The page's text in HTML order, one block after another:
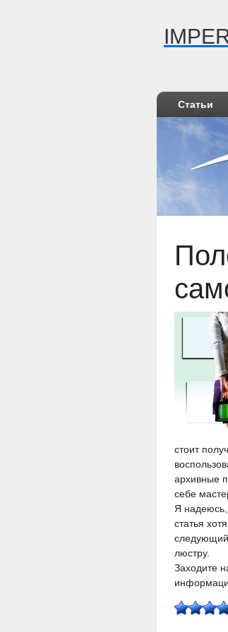
Статьи
стоит
архивные
себе
Я надеюсь,
статья
следующий
люстру.
Заходите